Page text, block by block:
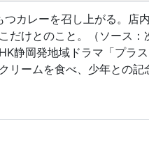
カレーを召し上がる。店
だけとのこと。（ソース
静岡発地域ドラマ「プラ
リームを食べ、少年との